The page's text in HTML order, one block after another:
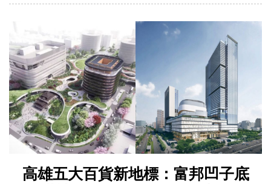
高雄五大百貨新地標：富邦凹子底